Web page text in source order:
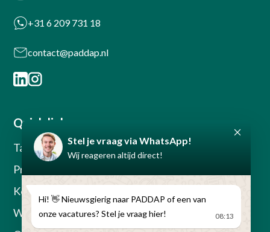
+31 6 209 731 18
contact@paddap.nl
Quick links
Talentwave Solution
Pronkstukken
Kennisbank
Werken bij